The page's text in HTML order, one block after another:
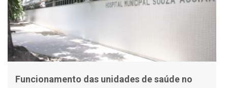
Funcionamento das unidades de saúde no